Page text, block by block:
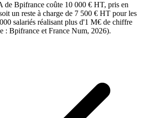
de Bpifrance coûte 10 000 € HT, pris en
un reste à charge de 7 500 € HT pour les
salariés réalisant plus d'1 M€ de chiffre
: Bpifrance et France Num, 2026).